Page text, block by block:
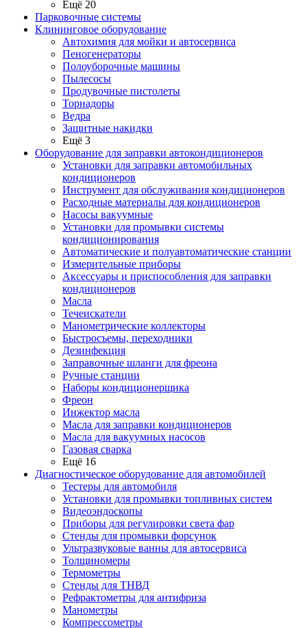
Ещё 20
Парковочные системы
Клининговое оборудование
Автохимия для мойки и автосервиса
Пеногенераторы
Полоуборочные машины
Пылесосы
Продувочные пистолеты
Торнадоры
Ведра
Защитные накидки
Ещё 3
Оборудование для заправки автокондиционеров
Установки для заправки автомобильных
кондиционеров
Инструмент для обслуживания кондиционеров
Расходные материалы для кондиционеров
Насосы вакуумные
Установки для промывки системы
кондиционирования
Автоматические и полуавтоматические станции
Измерительные приборы
Аксессуары и приспособления для заправки
кондиционеров
Масла
Течеискатели
Манометрические коллекторы
Быстросъемы, переходники
Дезинфекция
Заправочные шланги для фреона
Ручные станции
Наборы кондиционерщика
Фреон
Инжектор масла
Масла для заправки кондиционеров
Масла для вакуумных насосов
Газовая сварка
Ещё 16
Диагностическое оборудование для автомобилей
Тестеры для автомобиля
Установки для промывки топливных систем
Видеоэндоскопы
Приборы для регулировки света фар
Стенды для промывки форсунок
Ультразвуковые ванны для автосервиса
Толщиномеры
Термометры
Стенды для ТНВД
Рефрактометры для антифриза
Манометры
Компрессометры